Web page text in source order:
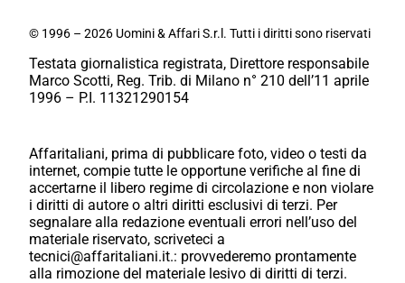
© 1996 – 2026 Uomini & Affari S.r.l. Tutti i diritti sono riservati
Testata giornalistica registrata, Direttore responsabile
Marco Scotti, Reg. Trib. di Milano n° 210 dell’11 aprile
1996 – P.I. 11321290154
Affaritaliani, prima di pubblicare foto, video o testi da
internet, compie tutte le opportune verifiche al fine di
accertarne il libero regime di circolazione e non violare
i diritti di autore o altri diritti esclusivi di terzi. Per
segnalare alla redazione eventuali errori nell’uso del
materiale riservato, scriveteci a
tecnici@affaritaliani.it.: provvederemo prontamente
alla rimozione del materiale lesivo di diritti di terzi.